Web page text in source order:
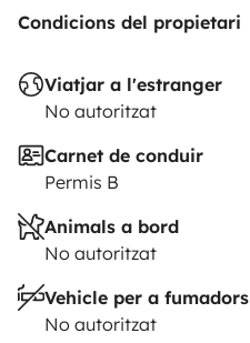
Condicions del propietari
Viatjar a l'estranger
No autoritzat
Carnet de conduir
Permis B
Animals a bord
No autoritzat
Vehicle per a fumadors
No autoritzat